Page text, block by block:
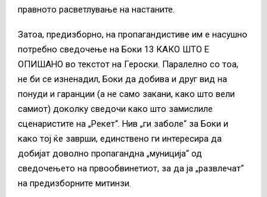
правното расветлување на настаните.
Затоа, предизборно, на пропагандистиве им е насушно
потребно сведочење на Боки 13 КАКО ШТО Е
ОПИШАНО во текстот на Героски. Паралелно со тоа,
не би се изненадил, Боки да добива и друг вид на
понуди и гаранции (а не само закани, како што вели
самиот) доколку сведочи како што замислиле
сценаристите на „Рекет“. Нив „ги заболе“ за Боки и
како тој ќе заврши, единствено ги интересира да
добијат доволно пропагандна „муниција“ од
сведочењето на првообвинетиот, за да ја „развлечат“
на предизборните митинзи.